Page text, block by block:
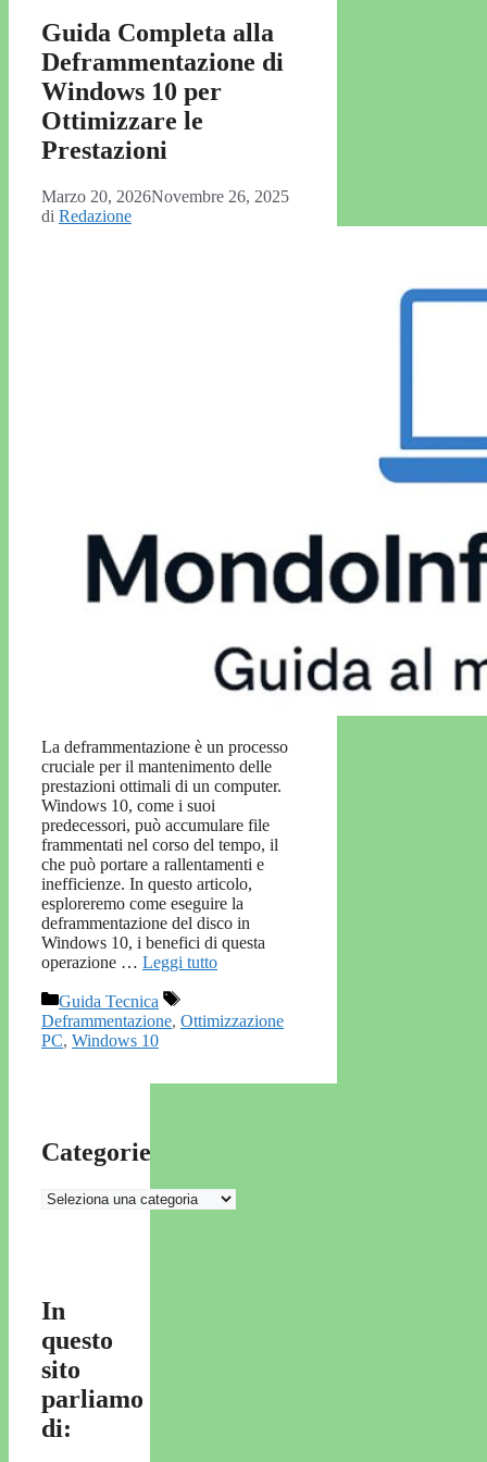
Guida Completa alla
Deframmentazione di
Windows 10 per
Ottimizzare le
Prestazioni
Marzo 20, 2026Novembre 26, 2025
di Redazione
La deframmentazione è un processo
cruciale per il mantenimento delle
prestazioni ottimali di un computer.
Windows 10, come i suoi
predecessori, può accumulare file
frammentati nel corso del tempo, il
che può portare a rallentamenti e
inefficienze. In questo articolo,
esploreremo come eseguire la
deframmentazione del disco in
Windows 10, i benefici di questa
operazione … Leggi tutto
Categorie
Guida Tecnica
Tag
Deframmentazione, Ottimizzazione
PC, Windows 10
Categorie
Categorie
In
questo
sito
parliamo
di: